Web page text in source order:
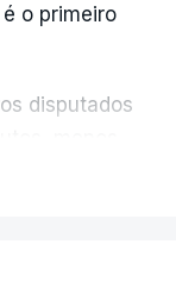
o primeiro
disputados
de equipa